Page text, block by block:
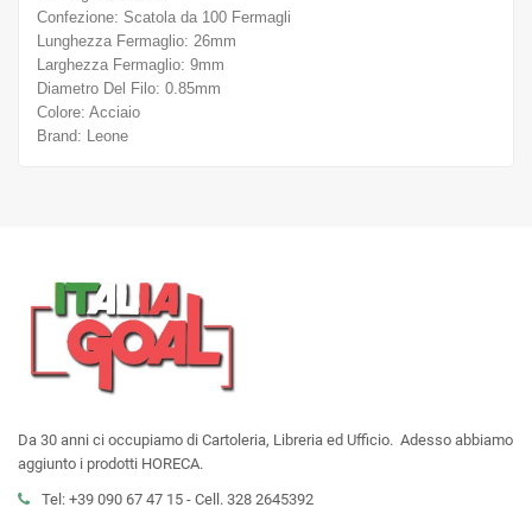
Confezione: Scatola da 100 Fermagli
Lunghezza Fermaglio: 26mm
Larghezza Fermaglio: 9mm
Diametro Del Filo: 0.85mm
Colore: Acciaio
Brand: Leone
Da 30 anni ci occupiamo di Cartoleria, Libreria ed Ufficio. Adesso abbiamo
aggiunto i prodotti HORECA.
Tel: +39 090 67 47 15 - Cell. 328 2645392